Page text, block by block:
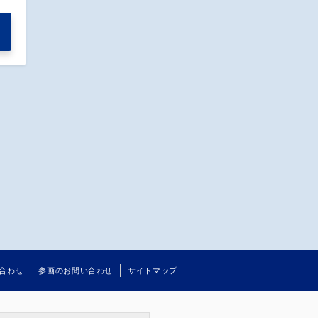
わせ 参画のお問い合わせ サイトマップ